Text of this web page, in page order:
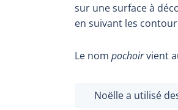
sur une surface à
en suivant les
Le nom pochoirvient
Noëlle a utilisé